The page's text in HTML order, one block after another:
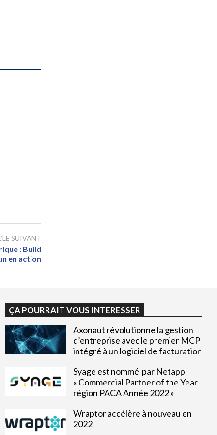
SUIVANT
: Build
en action
ÇA POURRAIT VOUS INTERESSER
Axonaut révolutionne la gestion
d’entreprise avec le premier MCP
intégré à un logiciel de facturation
Syage est nommé par Netapp
« Commercial Partner of the Year
région PACA Année 2022 »
Wraptor accélère à nouveau en
2022